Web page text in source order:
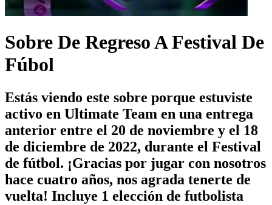
Sobre De Regreso A Festival De
Fúbol
Estás viendo este sobre porque estuviste
activo en Ultimate Team en una entrega
anterior entre el 20 de noviembre y el 18
de diciembre de 2022, durante el Festival
de fútbol. ¡Gracias por jugar con nosotros
hace cuatro años, nos agrada tenerte de
vuelta! Incluye 1 elección de futbolista